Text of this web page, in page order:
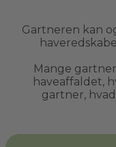
Gartneren kan
Mange
haveaffaldet,
gartner,